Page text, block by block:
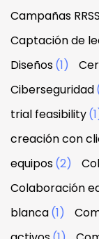
Campañas RRSS
Captación de
Diseños(1)
Ciberseguridad
trial feasibility
creación con
equipos(2)
Colaboración
blanca(1)